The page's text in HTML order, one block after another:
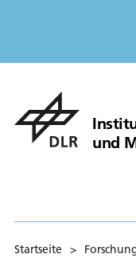
und
Startseite >